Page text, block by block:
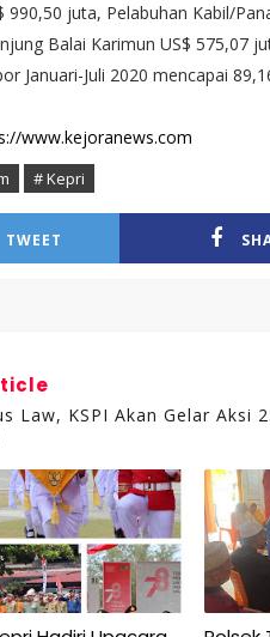
990,50 juta, Pelabuhan Kabil/
Balai Karimun US$ 575,07
Januari-Juli 2020 mencapai
www.kejoranews.com
# Kepri
TWEET
Law, KSPI Akan Gelar Aksi